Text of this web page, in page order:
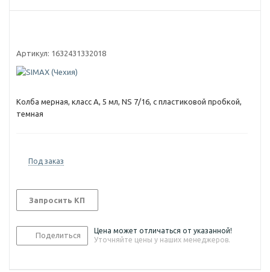
Артикул: 1632431332018
Колба мерная, класс А, 5 мл, NS 7/16, с пластиковой пробкой,
темная
Под заказ
Запросить КП
Поделиться
Цена может отличаться от указанной!
Уточняйте цены у наших менеджеров.